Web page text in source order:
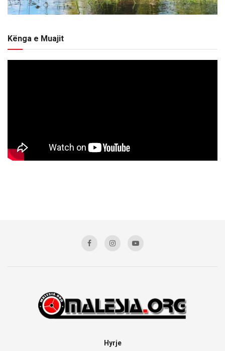
Kënga e Muajit
Hyrje